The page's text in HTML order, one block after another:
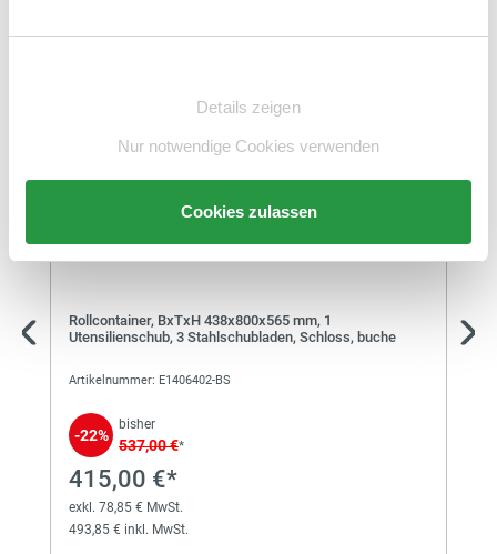
Details zeigen
Nur notwendige Cookies verwenden
Cookies zulassen
351,00 €*
Schreibtisch
490,28 € inkl. MwSt.
Schreibtisch
Rollcontainer, BxTxH 438x800x565 mm, 1
Utensilienschub, 3 Stahlschubladen, Schloss, buche
Artikelnummer: E1406402-BS
-22%
bisher
537,00 €*
415,00 €*
exkl. 78,85 € MwSt.
493,85 € inkl. MwSt.